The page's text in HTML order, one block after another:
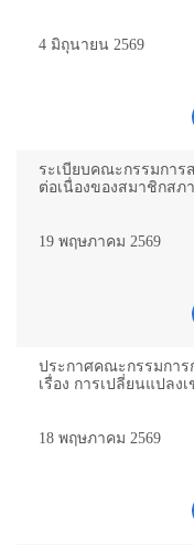
4 มิถุนายน 2569
ระเบียบคณะกรรมกา
ต่อเนื่องของสมาชิกสภ
19 พฤษภาคม 2569
ประกาศคณะกรรมการ
เรื่อง การเปลี่ยนแปล
18 พฤษภาคม 2569